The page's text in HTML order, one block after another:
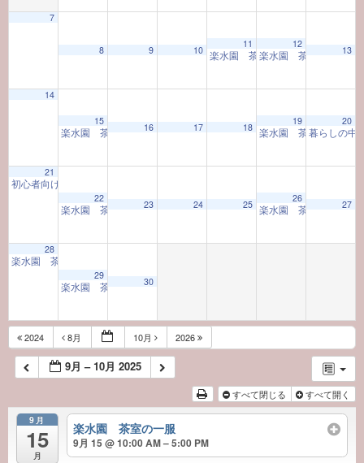
7
8 9 10
11
楽水園 茶室の一服10:00 AM
12
楽水園 茶室の一服
13
14
15
楽水園 茶室の一服10:00 AM
16 17 18
19
楽水園 茶室の一服
20
暮らしの中
21
初心者向け茶道体験教室
22
楽水園 茶室の一服10:00 AM
23 24 25
26
楽水園 茶室の一服
27
28
楽水園 茶室の一服
29
楽水園 茶室の一服10:00 AM
30
2024 8月 10月 2026
9月 – 10月 2025
すべて閉じる すべて開く
9月
15
月
楽水園 茶室の一服
9月 15 @ 10:00 AM – 5:00 PM